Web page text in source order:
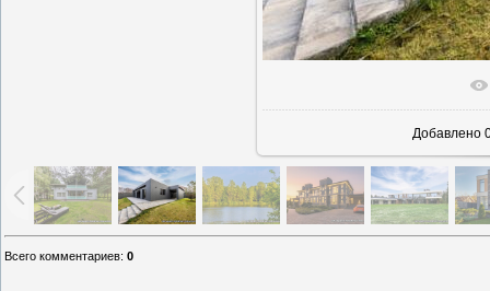
В
Добавлено
Всего комментариев: 0